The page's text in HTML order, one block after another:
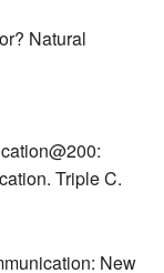
Natural
Triple C.
New